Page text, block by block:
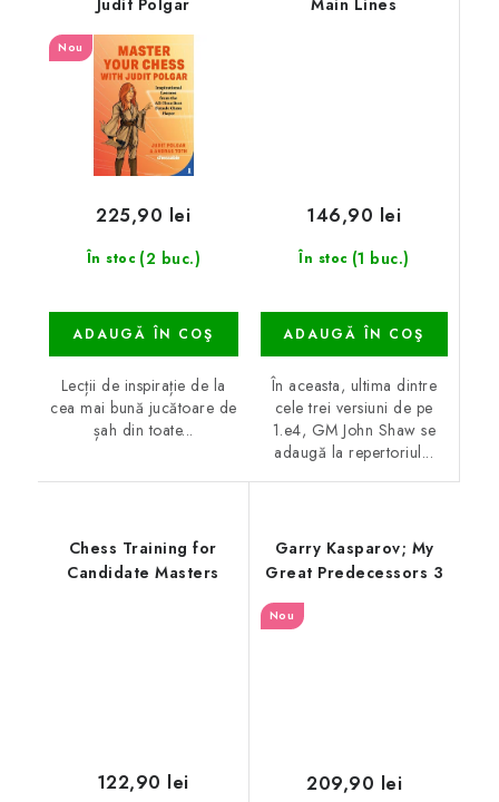
Nou
În stoc (2 buc.)
225,90 lei
ADAUGĂ ÎN COŞ
Lecții de inspirație de la
cea mai bună jucătoare de
șah din toate...
În stoc (1 buc.)
146,90 lei
ADAUGĂ ÎN COŞ
În aceasta, ultima dintre
cele trei versiuni de pe
1.e4, GM John Shaw se
adaugă la repertoriul...
Chess Training for
Candidate Masters
122,90 lei
Garry Kasparov; My
Great Predecessors 3
Nou
209,90 lei